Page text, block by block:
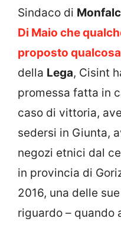
Sindaco di
Di Maio che
proposto
della Lega, Cisint
promessa fatta in
caso di vittoria,
sedersi in Giunta,
negozi etnici dal
in provincia di
2016, una delle
riguardo – quando